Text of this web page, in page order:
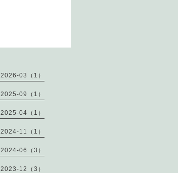
2026-03（1）
2025-09（1）
2025-04（1）
2024-11（1）
2024-06（3）
2023-12（3）